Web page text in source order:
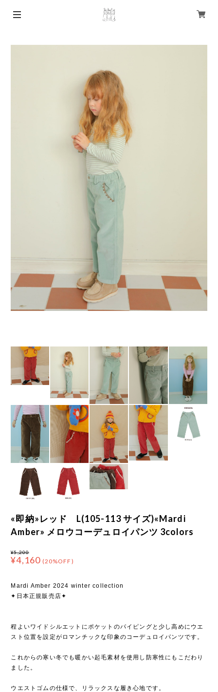
«即納»レッド L(105-113 サイズ)«Mardi
Amber» メロウコーデュロイパンツ 3colors
¥5,200
¥4,160 (20%OFF)
Mardi Amber 2024 winter collection
✦日本正規販売店✦
程よいワイドシルエットにポケットのパイピングと少し高めにウエ
スト位置を設定がロマンチックな印象のコーデュロイパンツです。
これからの寒い冬でも暖かい起毛素材を使用し防寒性にもこだわり
ました。
ウエストゴムの仕様で、リラックスな履き心地です。